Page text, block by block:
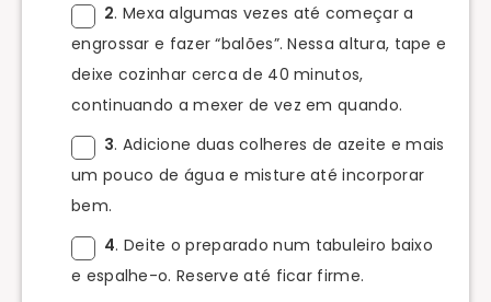
2. Mexa algumas vezes até começar a
engrossar e fazer “balões”. Nessa altura, tape e
deixe cozinhar cerca de 40 minutos,
continuando a mexer de vez em quando.
3. Adicione duas colheres de azeite e mais
um pouco de água e misture até incorporar
bem.
4. Deite o preparado num tabuleiro baixo
e espalhe-o. Reserve até ficar firme.